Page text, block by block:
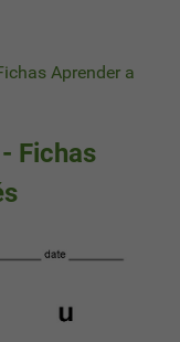
Aprender a
Fichas